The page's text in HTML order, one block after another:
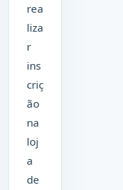
rea
liza
r
ins
criç
ão
na
loj
a
de